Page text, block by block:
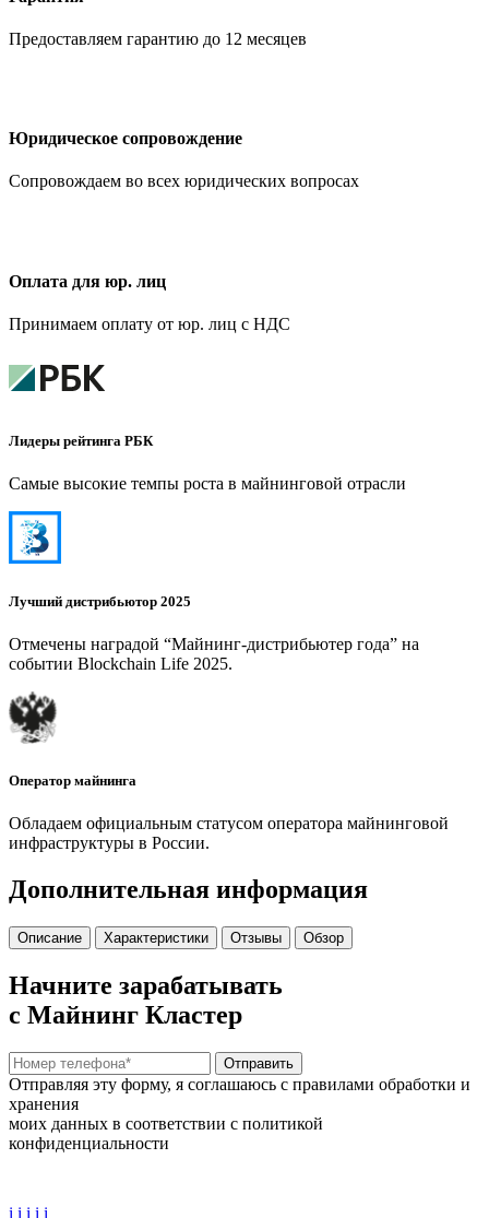
Предоставляем гарантию до 12 месяцев
Юридическое сопровождение
Сопровождаем во всех юридических вопросах
Оплата для юр. лиц
Принимаем оплату от юр. лиц с НДС
Лидеры рейтинга РБК
Самые высокие темпы роста в майнинговой отрасли
Лучший дистрибьютор 2025
Отмечены наградой “Майнинг-дистрибьютер года” на
событии Blockchain Life 2025.
Оператор майнинга
Обладаем официальным статусом оператора майнинговой
инфраструктуры в России.
Дополнительная информация
Описание Характеристики Отзывы Обзор
Начните зарабатывать
с Майнинг Кластер
Отправить
Отправляя эту форму, я соглашаюсь с правилами обработки и
хранения
моих данных в соответствии с политикой
конфиденциальности
i i i i i